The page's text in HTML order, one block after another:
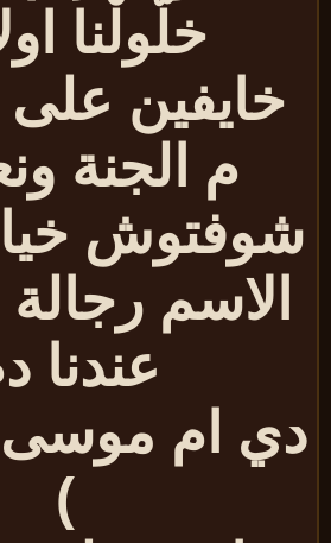
خلُّولْنا
خايفين على
م الجنة
الاسم رجالة
عندنا دم
ام موسى (